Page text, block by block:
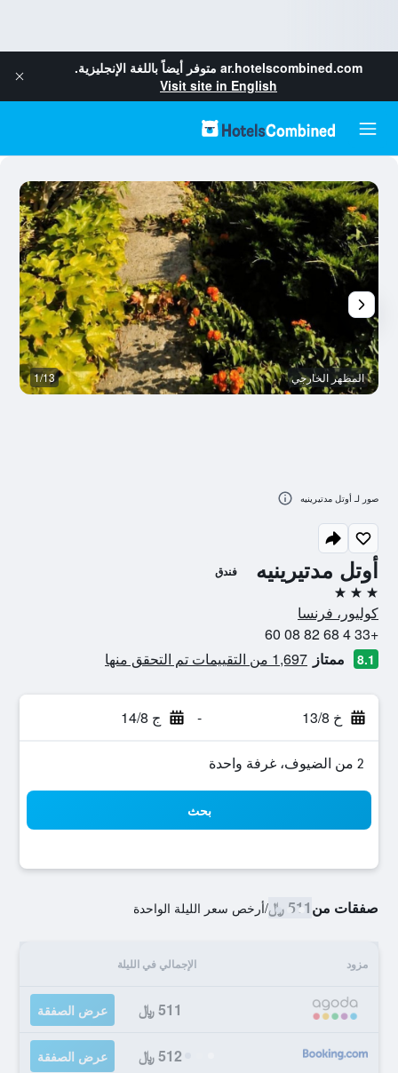
ar.hotelscombined.com متوفر أيضاً باللغة الإنجليزية.
Visit site in English
أوتل مدتيرينيه فندق
3 نجوم
كوليور، فرنسا
+33 4 68 82 08 60
8.1 ممتاز 1,697 من التقييمات تم التحقق منها
خ 13/8 - ج 14/8
2 من الضيوف، غرفة واحدة
بحث
صفقات من511 ﷼ /أرخص سعر الليلة الواحدة
مزود الإجمالي في الليلة
511 ﷼ عرض الصفقة
512 ﷼ عرض الصفقة
المظهر الخارجي 1/13
صور لـ أوتل مدتيرينيه